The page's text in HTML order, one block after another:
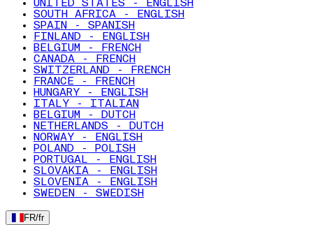
UNITED STATES - ENGLISH
SOUTH AFRICA - ENGLISH
SPAIN - SPANISH
FINLAND - ENGLISH
BELGIUM - FRENCH
CANADA - FRENCH
SWITZERLAND - FRENCH
FRANCE - FRENCH
HUNGARY - ENGLISH
ITALY - ITALIAN
BELGIUM - DUTCH
NETHERLANDS - DUTCH
NORWAY - ENGLISH
POLAND - POLISH
PORTUGAL - ENGLISH
SLOVAKIA - ENGLISH
SLOVENIA - ENGLISH
SWEDEN - SWEDISH
FR/fr